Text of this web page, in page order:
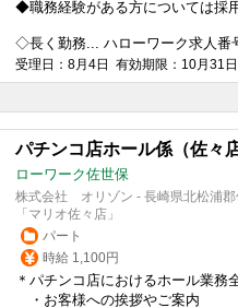
◆職務経験がある方については採
◇長く勤務... ハローワーク求人番
受理日：8月4日 有効期限：10月31日
パチンコ店ホール係（佐々
ローワーク佐世保
株式会社 オリゾン - 長崎県北松浦郡
「マリオ佐々店」
パート
時給 1,100円
＊パチンコ店におけるホール業務
・お客様への挨拶やご案内